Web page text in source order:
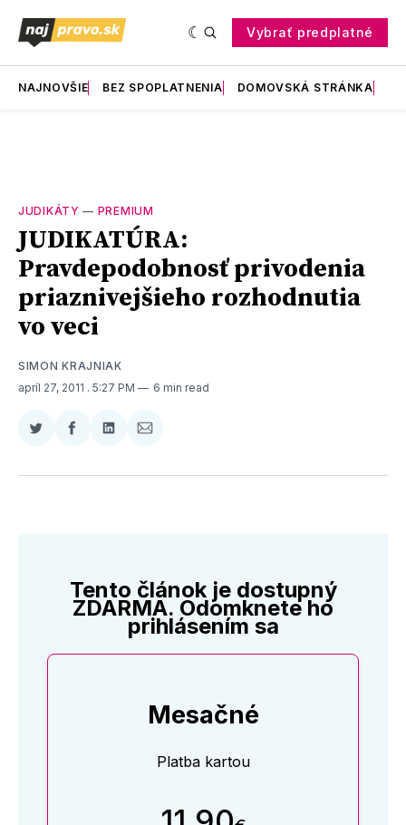
Vybrať predplatné
NAJNOVŠIE BEZ SPOPLATNENIA DOMOVSKÁ STRÁNKA
JUDIKÁTY — PREMIUM
JUDIKATÚRA:
Pravdepodobnosť privodenia
priaznivejšieho rozhodnutia
vo veci
SIMON KRAJNIAK
apríl 27, 2011 . 5:27 PM 6 min read
Zdieľať
Twitter
Zdieľať
Facebooku
Zdieľať
LinkedIne
Zdieľať
E-
Tento článok je dostupný
ZDARMA. Odomknete ho
prihlásením sa
Mesačné
Platba kartou